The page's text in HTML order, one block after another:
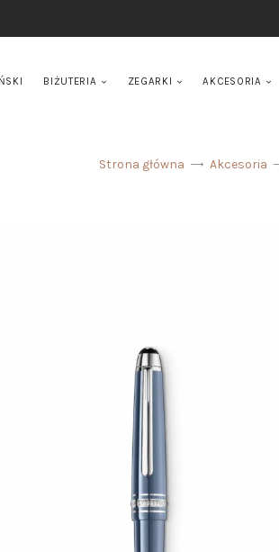
BIŻUTERIA ZEGARKI AKCESORIA
Strona główna Akcesoria